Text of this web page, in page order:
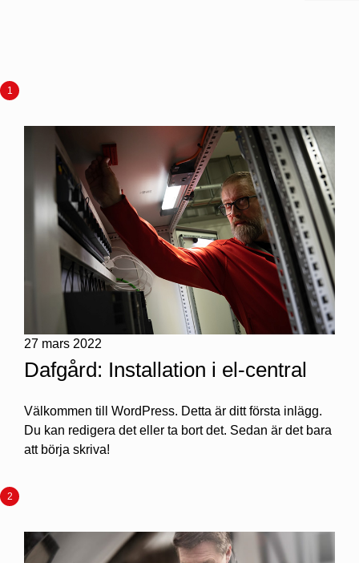
27 mars 2022
Dafgård: Installation i el-central
Välkommen till WordPress. Detta är ditt första inlägg.
Du kan redigera det eller ta bort det. Sedan är det bara
att börja skriva!